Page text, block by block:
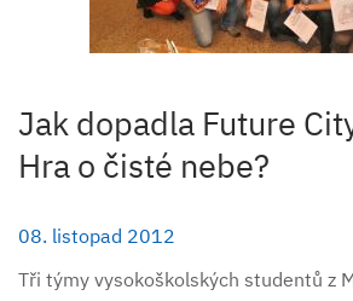
Jak dopadla Future
Hra o čisté nebe?
08. listopad 2012
Tři týmy vysokoškolských studentů z